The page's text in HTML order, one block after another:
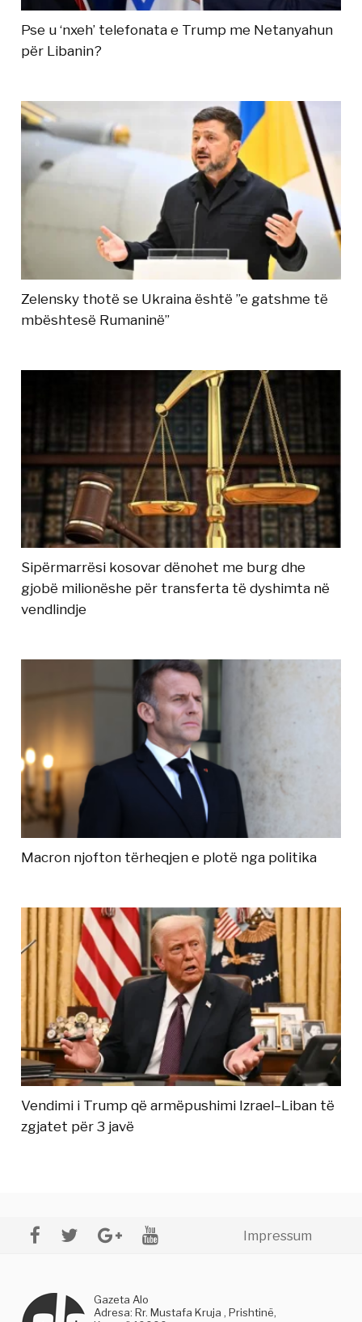
Pse u ‘nxeh’ telefonata e Trump me Netanyahun
për Libanin?
Zelensky thotë se Ukraina është ”e gatshme të
mbështesë Rumaninë”
Sipërmarrësi kosovar dënohet me burg dhe
gjobë milionëshe për transferta të dyshimta në
vendlindje
Macron njofton tërheqjen e plotë nga politika
Vendimi i Trump që armëpushimi Izrael–Liban të
zgjatet për 3 javë
Impressum
Gazeta Alo
Adresa: Rr. Mustafa Kruja , Prishtinë,